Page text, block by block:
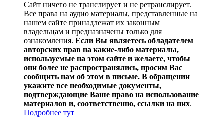
Сайт ничего не транслирует и не ретранслирует.
Все права на аудио материалы, представленные на
нашем сайте принадлежат их законным
владельцам и предназначены только для
ознакомления. Если Вы являетесь обладателем
авторских прав на какие-либо материалы,
используемые на этом сайте и желаете, чтобы
они более не распространялись, просим Вас
сообщить нам об этом в письме. В обращении
укажите все необходимые документы,
подтверждающие Ваше право на использование
материалов и, соответственно, ссылки на них.
Подробнее тут